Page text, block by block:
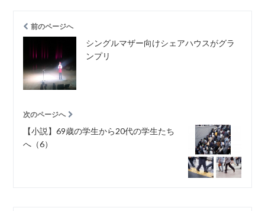
前のページへ
シングルマザー向けシェアハウスがグラ
ンプリ
次のページへ
【小説】69歳の学生から20代の学生たち
へ（6）